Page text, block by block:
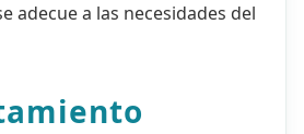
adecue a las necesidades del